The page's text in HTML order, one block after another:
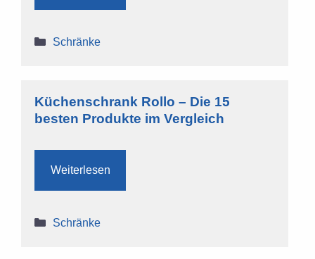
Kategorien
Schränke
Küchenschrank Rollo – Die 15
besten Produkte im Vergleich
Weiterlesen
Kategorien
Schränke